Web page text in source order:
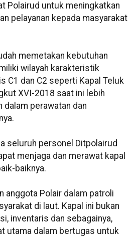
Polairud untuk meningkatkan
pelayanan kepada masyarakat
memetakan kebutuhan
wilayah karakteristik
C1 dan C2 seperti Kapal Teluk
XVI-2018 saat ini lebih
perawatan dan
seluruh personel Ditpolairud
menjaga dan merawat kapal
baiknya.
anggota Polair dalam patroli
di laut. Kapal ini bukan
inventaris dan sebagainya,
utama dalam bertugas untuk